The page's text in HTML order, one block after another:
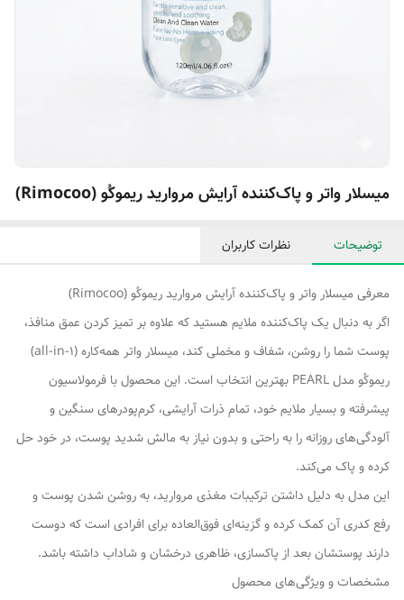
میسلار واتر و پاک‌کننده آرایش مروارید ریموکُو (Rimocoo)
توضیحات نظرات کاربران
معرفی میسلار واتر و پاک‌کننده آرایش مروارید ریموکُو (Rimocoo)
اگر به دنبال یک پاک‌کننده ملایم هستید که علاوه بر تمیز کردن عمق منافذ،
پوست شما را روشن، شفاف و مخملی کند، میسلار واتر همه‌کاره (all-in-1)
ریموکُو مدل PEARL بهترین انتخاب است. این محصول با فرمولاسیون
پیشرفته و بسیار ملایم خود، تمام ذرات آرایشی، کرم‌پودرهای سنگین و
آلودگی‌های روزانه را به راحتی و بدون نیاز به مالش شدید پوست، در خود حل
کرده و پاک می‌کند.
این مدل به دلیل داشتن ترکیبات مغذی مروارید، به روشن شدن پوست و
رفع کدری آن کمک کرده و گزینه‌ای فوق‌العاده برای افرادی است که دوست
دارند پوستشان بعد از پاکسازی، ظاهری درخشان و شاداب داشته باشد.
مشخصات و ویژگی‌های محصول